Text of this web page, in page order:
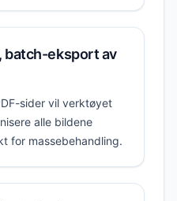
batch-eksport av
sider vil verktøyet
alle bildene
for massebehandling.